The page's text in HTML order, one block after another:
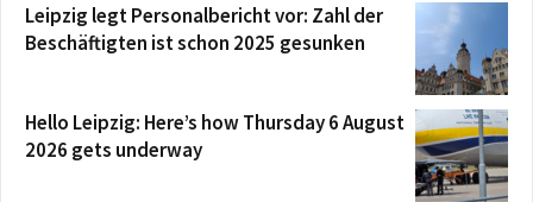
Leipzig legt Personalbericht vor: Zahl der
Beschäftigten ist schon 2025 gesunken
Hello Leipzig: Here’s how Thursday 6 August
2026 gets underway